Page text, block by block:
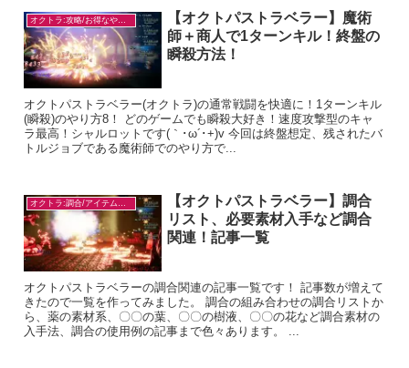
オクトラ:攻略/お得なやり方
【オクトパストラベラー】魔術
師＋商人で1ターンキル！終盤の
瞬殺方法！
オクトパストラベラー(オクトラ)の通常戦闘を快適に！1ターンキル
(瞬殺)のやり方8！ どのゲームでも瞬殺大好き！速度攻撃型のキャ
ラ最高！シャルロットです(｀･ω´･+)v 今回は終盤想定、残されたバ
トルジョブである魔術師でのやり方で...
オクトラ:調合/アイテム入手
【オクトパストラベラー】調合
リスト、必要素材入手など調合
関連！記事一覧
オクトパストラベラーの調合関連の記事一覧です！ 記事数が増えて
きたので一覧を作ってみました。 調合の組み合わせの調合リストか
ら、薬の素材系、〇〇の葉、〇〇の樹液、〇〇の花など調合素材の
入手法、調合の使用例の記事まで色々あります。 ...